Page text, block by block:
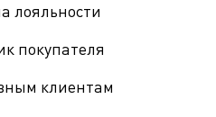
лояльности
покупателя
клиентам